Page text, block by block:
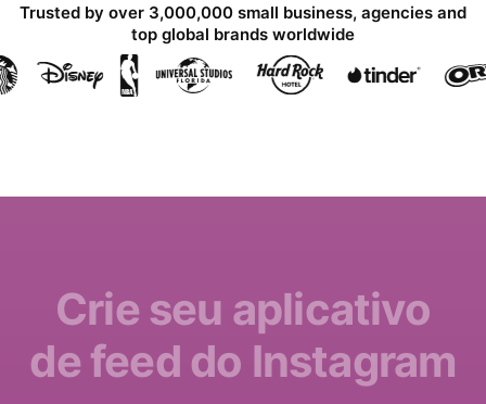
Trusted by over 3,000,000 small business, agencies and
top global brands worldwide
Crie seu aplicativo
de feed do Instagram